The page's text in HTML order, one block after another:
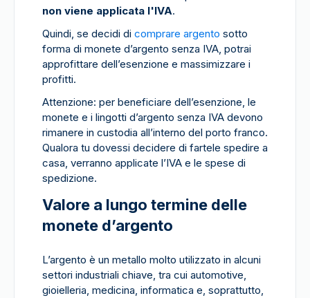
non viene applicata l'IVA.
Quindi, se decidi di comprare argento sotto
forma di monete d’argento senza IVA, potrai
approfittare dell’esenzione e massimizzare i
profitti.
Attenzione: per beneficiare dell’esenzione, le
monete e i lingotti d’argento senza IVA devono
rimanere in custodia all’interno del porto franco.
Qualora tu dovessi decidere di fartele spedire a
casa, verranno applicate l’IVA e le spese di
spedizione.
Valore a lungo termine delle
monete d’argento
L’argento è un metallo molto utilizzato in alcuni
settori industriali chiave, tra cui automotive,
gioielleria, medicina, informatica e, soprattutto,